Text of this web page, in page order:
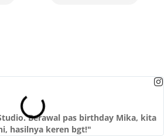
Berawal pas birthday Mika, kita
hasilnya keren bgt!"